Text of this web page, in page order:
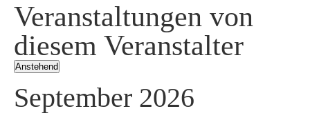
Veranstaltungen von
diesem Veranstalter
Anstehend
wählen.
September 2026